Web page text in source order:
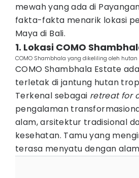
mewah yang ada di
fakta-fakta menarik lokasi
Maya di Bali.
1. Lokasi COMO
COMO Shambhala yang dikeliling oleh
COMO Shambhala Estate
terletak di jantung hutan
Terkenal sebagai retreat for
pengalaman
alam, arsitektur tradisional
kesehatan. Tamu yang
terasa menyatu dengan